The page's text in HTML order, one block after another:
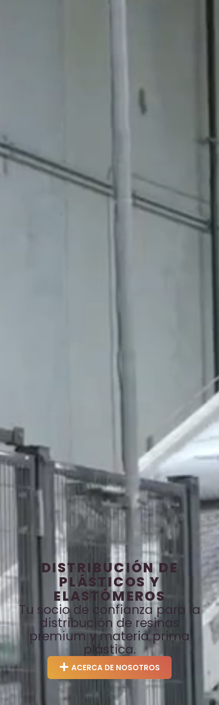
DISTRIBUCIÓN DE
PLÁSTICOS Y
ELASTÓMEROS
Tu socio de confianza para la
distribución de resinas
premium y materia prima
plástica.
ACERCA DE NOSOTROS